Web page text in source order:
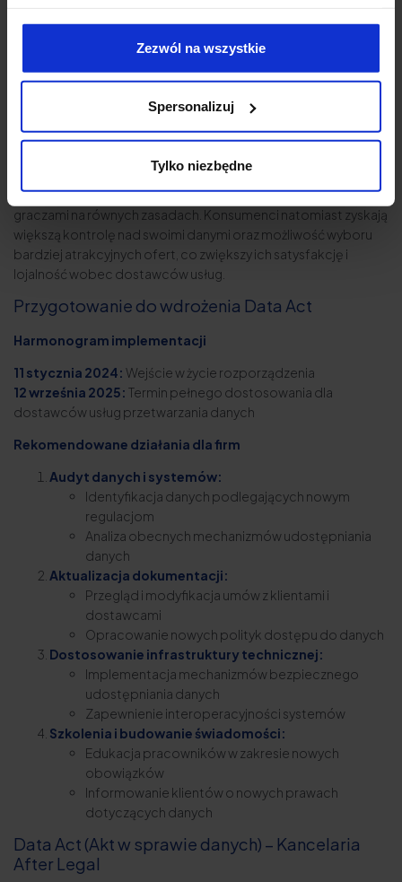
Zezwól na wszystkie
Spersonalizuj
Tylko niezbędne
Korzyści dla start-upów i konsumentów
Data Act stwarza nowe możliwości dla mniejszych firm
danych wcześniej zarezerwowanych dla największych
korporacji. To umożliwi im tworzenie innowacyjnych rozwiązań,
Większa dostępność danych sprzyja uczciwej konkurencji i
pozwala mniejszym podmiotom na rywalizację z największymi
graczami na równych zasadach. Konsumenci natomiast zyskają
większą kontrolę nad swoimi danymi oraz możliwość wyboru
bardziej atrakcyjnych ofert, co zwiększy ich satysfakcję i
lojalność wobec dostawców usług.
Przygotowanie do wdrożenia Data Act
Harmonogram implementacji
11 stycznia 2024: Wejście w życie rozporządzenia
12 września 2025: Termin pełnego dostosowania dla
dostawców usług przetwarzania danych
Rekomendowane działania dla firm
Audyt danych i systemów:
Identyfikacja danych podlegających nowym
regulacjom
Analiza obecnych mechanizmów udostępniania
danych
Aktualizacja dokumentacji:
Przegląd i modyfikacja umów z klientami i
dostawcami
Opracowanie nowych polityk dostępu do danych
Dostosowanie infrastruktury technicznej:
Implementacja mechanizmów bezpiecznego
udostępniania danych
Zapewnienie interoperacyjności systemów
Szkolenia i budowanie świadomości:
Edukacja pracowników w zakresie nowych
obowiązków
Informowanie klientów o nowych prawach
dotyczących danych
Data Act (Akt w sprawie danych) – Kancelaria
After Legal